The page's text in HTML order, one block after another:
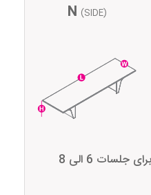
N (SIDE)
مناسب برای جلسات 6 الی 8